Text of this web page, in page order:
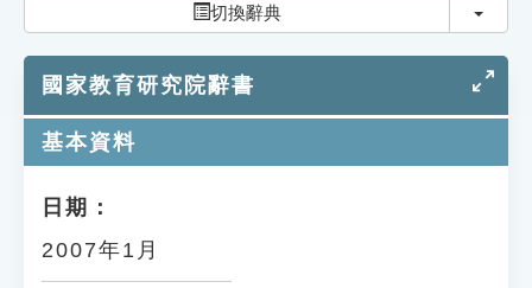
知識索引
單字索引
遊戲專區
切換辭典 切換
國家教育研究院辭書
基本資料
日期：
2007年1月